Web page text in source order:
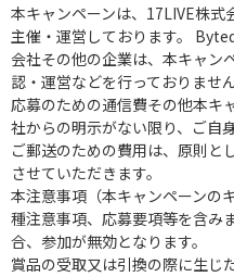
本キャンペーンは、17LIVE株
主催・運営しております。
会社その他の企業は、本キャン
認・運営などを行っておりません
応募のための通信費その他本キ
社からの明示がない限り、ご自
ご郵送のための費用は、原則と
させていただきます。
本注意事項（本キャンペーンの
種注意事項、応募要項等を含み
合、参加が無効となります。
賞品の受取又は引換の際に生じ